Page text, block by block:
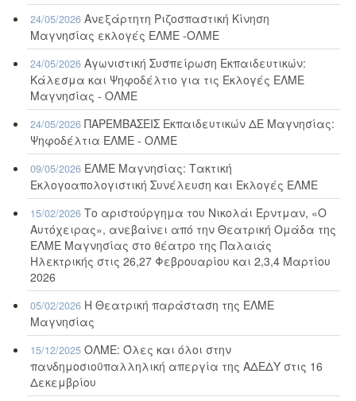
24/05/2026 Ανεξάρτητη Ριζοσπαστική Κίνηση
Μαγνησίας εκλογές ΕΛΜΕ -ΟΛΜΕ
24/05/2026 Αγωνιστική Συσπείρωση Εκπαιδευτικών:
Κάλεσμα και Ψηφοδέλτιο για τις Εκλογές ΕΛΜΕ
Μαγνησίας - ΟΛΜΕ
24/05/2026 ΠΑΡΕΜΒΑΣΕΙΣ Εκπαιδευτικών ΔΕ Μαγνησίας:
Ψηφοδέλτια ΕΛΜΕ - ΟΛΜΕ
09/05/2026 ΕΛΜΕ Μαγνησίας: Τακτική
Εκλογοαπολογιστική Συνέλευση και Εκλογές ΕΛΜΕ
15/02/2026 Το αριστούργημα του Νικολάι Έρντμαν, «Ο
Αυτόχειρας», ανεβαίνει από την Θεατρική Ομάδα της
ΕΛΜΕ Μαγνησίας στο θέατρο της Παλαιάς
Ηλεκτρικής στις 26,27 Φεβρουαρίου και 2,3,4 Μαρτίου
2026
05/02/2026 Η Θεατρική παράσταση της ΕΛΜΕ
Μαγνησίας
15/12/2025 ΟΛΜΕ: Όλες και όλοι στην
πανδημοσιοϋπαλληλική απεργία της ΑΔΕΔΥ στις 16
Δεκεμβρίου